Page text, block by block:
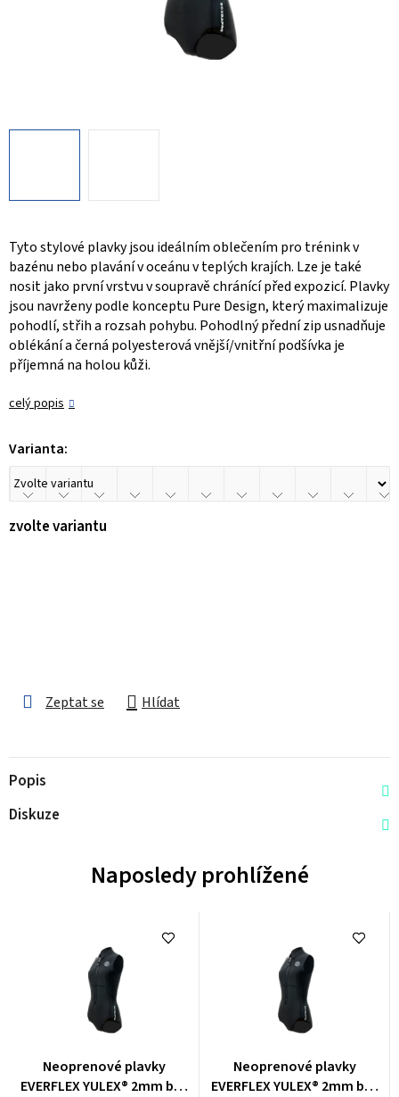
Tyto stylové plavky jsou ideálním oblečením pro trénink v
bazénu nebo plavání v oceánu v teplých krajích. Lze je také
nosit jako první vrstvu v soupravě chránící před expozicí. Plavky
jsou navrženy podle konceptu Pure Design, který maximalizuje
pohodlí, střih a rozsah pohybu. Pohodlný přední zip usnadňuje
oblékání a černá polyesterová vnější/vnitřní podšívka je
příjemná na holou kůži.
celý popis
Varianta:
zvolte variantu
Zeptat se Hlídat
Popis
Diskuze
Naposledy prohlížené
Průměrné
hodnocení
Neoprenové plavky
EVERFLEX YULEX® 2mm bez
Průměrné
hodnocení
Neoprenové plavky
EVERFLEX YULEX® 2mm bez